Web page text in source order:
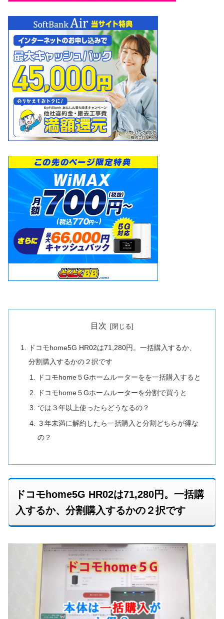
目次
ドコモhome5G HR02は71,280円。一括購入するか、
分割購入するかの２択です
ドコモhome５Gホームルーターをを一括購入すると
ドコモhome５Gホームルーターを分割で買うと
では３年以上使ったらどうなるの？
３年未満に解約したら一括購入と分割どちらが得な
の？
ドコモhome5G HR02は71,280円。一括購
入するか、分割購入するかの２択です